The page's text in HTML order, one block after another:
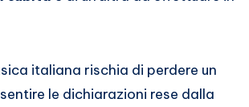
italiana rischia di perdere un
le dichiarazioni rese dalla